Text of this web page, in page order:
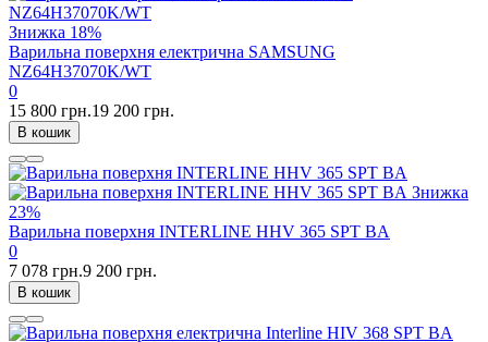
Знижка 18%
Варильна поверхня електрична SAMSUNG
NZ64H37070K/WT
0
15 800 грн.19 200 грн.
В кошик
Знижка
23%
Варильна поверхня INTERLINE HHV 365 SPT BA
0
7 078 грн.9 200 грн.
В кошик